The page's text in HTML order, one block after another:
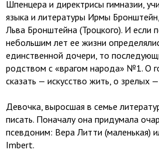
Шпенцера и директрисы гимназии,
языка и литературы Ирмы
Льва Бронштейна (Троцкого). И если
небольшим лет ее жизни
единственной дочери, то
родством с «врагом народа» №1. О
сказать — искусство жить, о зрелых
Девочка, выросшая в семье
писать. Поначалу она придумала
псевдоним: Вера Литти (маленькая)
Imbert.